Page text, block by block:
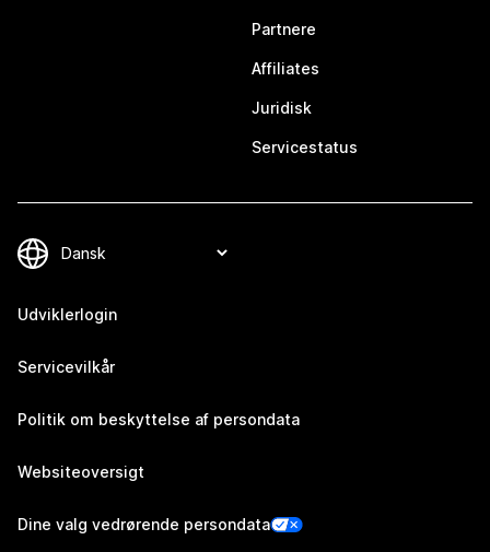
Partnere
Affiliates
Juridisk
Servicestatus
Udviklerlogin
Servicevilkår
Politik om beskyttelse af persondata
Websiteoversigt
Dine valg vedrørende persondata